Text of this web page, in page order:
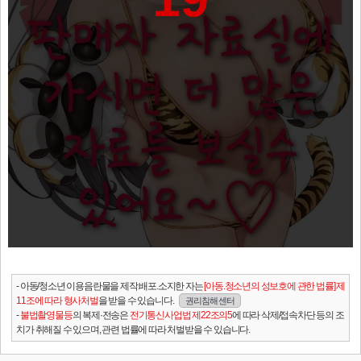
- 아동/청소년 이용음란물을 제작.배포.소지한 자는[아동.청소년의 성보호에 관한 법률] 제
11조에 따라 형사처벌을 받을 수 있습니다. 권리침해 센터
-불법촬영물등의 복제·전송은 전기통신사업법 제22조의5에 따라 삭제/접속차단 등의 조
치가 취해질 수 있으며, 관련 법률에 따라 처벌받을 수 있습니다.